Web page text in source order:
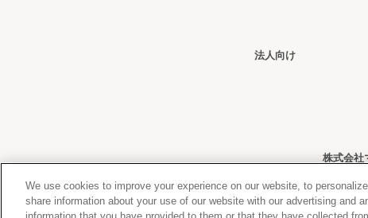
法人向け
株式会社
We use cookies to improve your experience on our website, to
share information about your use of our website with our advertising and